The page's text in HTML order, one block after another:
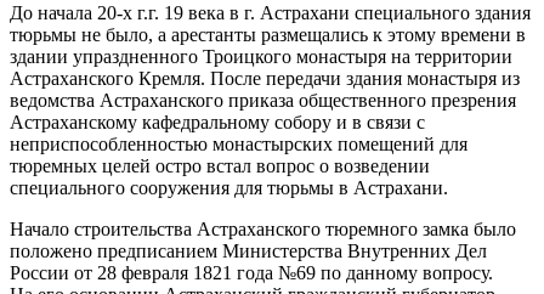
До начала 20-х г.г. 19 века в г. Астрахани специального здания
тюрьмы не было, а арестанты размещались к этому времени в
здании упраздненного Троицкого монастыря на территории
Астраханского Кремля. После передачи здания монастыря из
ведомства Астраханского приказа общественного презрения
Астраханскому кафедральному собору и в связи с
неприспособленностью монастырских помещений для
тюремных целей остро встал вопрос о возведении
специального сооружения для тюрьмы в Астрахани.
Начало строительства Астраханского тюремного замка было
положено предписанием Министерства Внутренних Дел
России от 28 февраля 1821 года №69 по данному вопросу.